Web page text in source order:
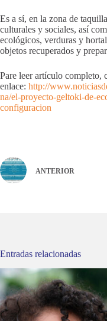
Es a sí, en la zona de
culturales y sociales, así
ecológicos, verduras y
objetos recuperados y
Pare leer artículo completo,
enlace: http://
na/el-proyecto-geltoki-de-
configuracion
ANTERIOR
Entradas relacionadas